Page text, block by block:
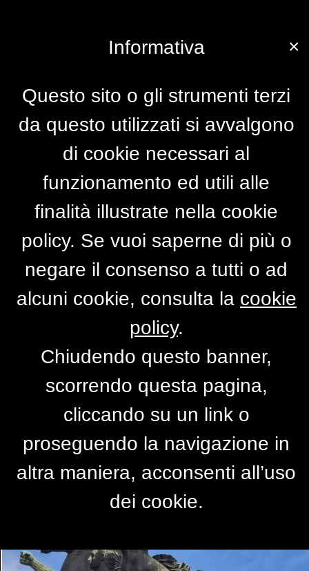
Verona monumentale
dirosariov
×
Informativa
Questo sito o gli strumenti terzi
da questo utilizzati si avvalgono
di cookie necessari al
funzionamento ed utili alle
finalità illustrate nella cookie
policy. Se vuoi saperne di più o
negare il consenso a tutti o ad
alcuni cookie, consulta la cookie
policy.
Chiudendo questo banner,
scorrendo questa pagina,
cliccando su un link o
proseguendo la navigazione in
altra maniera, acconsenti all’uso
dei cookie.